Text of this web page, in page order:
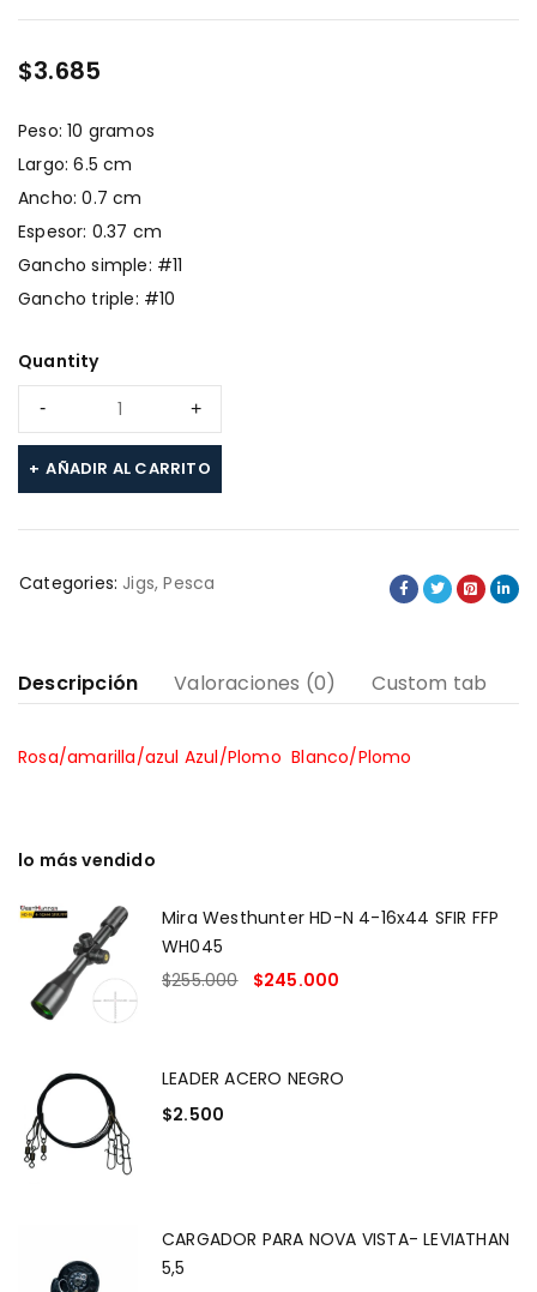
lo más vendido
Mira Westhunter HD-N 4-16x44 SFIR FFP
WH045
$255.000 $245.000
LEADER ACERO NEGRO
$2.500
CARGADOR PARA NOVA VISTA- LEVIATHAN
5,5
$3.685
Peso: 10 gramos
Largo: 6.5 cm
Ancho: 0.7 cm
Espesor: 0.37 cm
Gancho simple: #11
Gancho triple: #10
Quantity
AÑADIR AL CARRITO
Categories: Jigs,Pesca
Descripción Valoraciones (0) Custom tab
Rosa/amarilla/azul Azul/Plomo Blanco/Plomo